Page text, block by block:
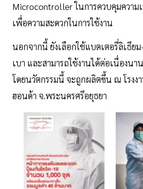
Microcontroller ในการควบคุมความ
เพื่อความสะดวกในการใช้งาน
นอกจากนี้ ยังเลือกใช้แบตเตอรี่ลิเธี
เบา และสามารถใช้งานได้ต่อเนื่องนา
โดยนวัตกรรมนี้ จะถูกผลิตขึ้น ณ โรงง
ฮอนด้า จ.พระนครศรีอยุธยา